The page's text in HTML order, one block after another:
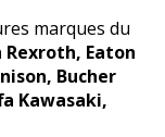
marques du
Rexroth, Eaton
Bucher
Kawasaki,